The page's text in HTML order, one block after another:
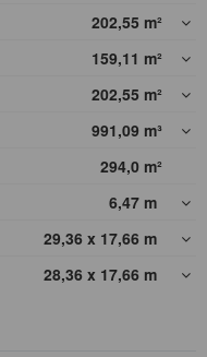
202,55 m²
159,11 m²
202,55 m²
991,09 m³
294,0 m²
6,47 m
29,36 x 17,66 m
28,36 x 17,66 m